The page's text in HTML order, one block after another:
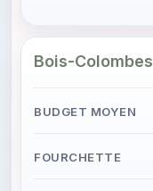
Bois-Colombes